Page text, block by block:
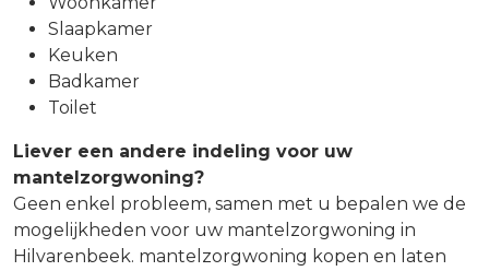
Slaapkamer
Keuken
Badkamer
Toilet
Liever een andere indeling voor uw
mantelzorgwoning?
Geen enkel probleem, samen met u bepalen we de
mogelijkheden voor uw mantelzorgwoning in
Hilvarenbeek. mantelzorgwoning kopen en laten